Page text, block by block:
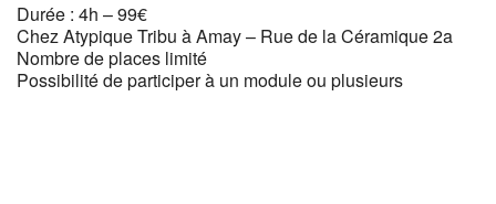
Durée : 4h – 99€
Chez Atypique Tribu à Amay – Rue de la Céramique 2a
Nombre de places limité
Possibilité de participer à un module ou plusieurs